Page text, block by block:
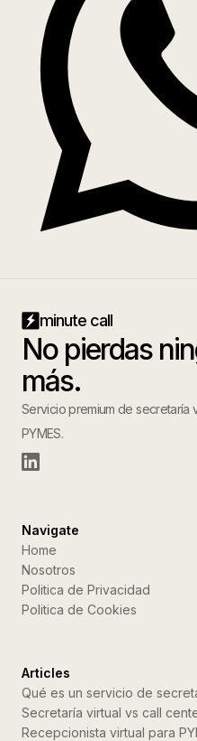
minute call
No pierdas
más.
Servicio premium de secretaría
PYMES.
Navigate
Home
Nosotros
Politica de Privacidad
Politica de Cookies
Articles
Qué es un servicio de
Secretaría virtual vs call
Recepcionista virtual para